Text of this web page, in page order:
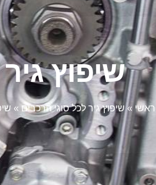
שיפוץ
ראשי »שיפוץ גיר לכל סוגי הרכבים »